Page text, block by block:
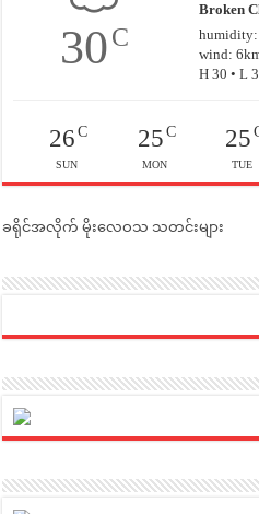
30C
Broken
humidity:
wind:
H 30 • L
26C
SUN
25C
MON
25
TUE
ခရိုင်အလိုက် မိုးလေဝသ သတင်းများ